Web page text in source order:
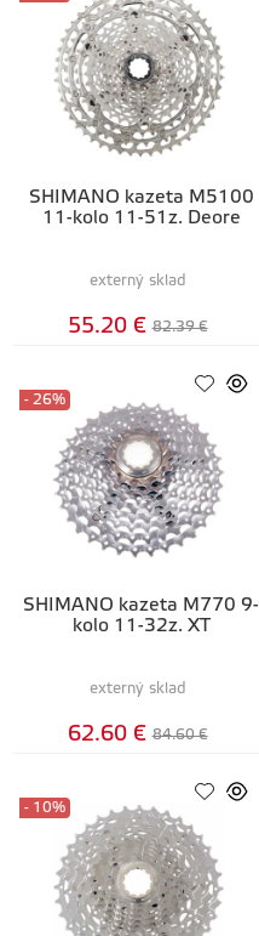
SHIMANO kazeta M5100
11-kolo 11-51z. Deore
externý sklad
55.20 € 82.39 €
SHIMANO kazeta M770 9-
kolo 11-32z. XT
- 26%
externý sklad
62.60 € 84.60 €
- 10%